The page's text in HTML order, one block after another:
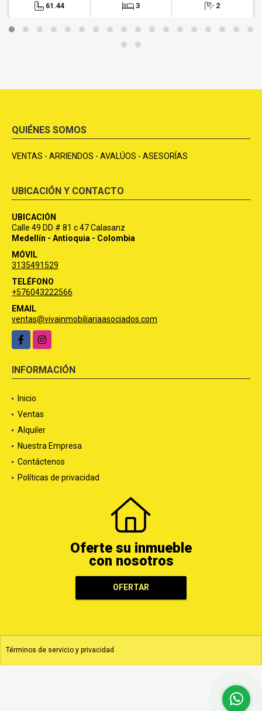
61.44 3 2
QUIÉNES SOMOS
VENTAS - ARRIENDOS - AVALÚOS - ASESORÍAS
UBICACIÓN
Calle 49 DD # 81 c 47 Calasanz
Medellín - Antioquia - Colombia
MÓVIL
3135491529
TELÉFONO
+576043222566
EMAIL
ventas@vivainmobiliariaasociados.com
FacebookInstagram
Inicio
Ventas
Alquiler
Nuestra Empresa
Contáctenos
Oferte su inmueble
con nosotros
OFERTAR
Términos de servicio y privacidad